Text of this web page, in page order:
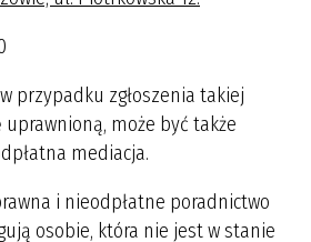
przypadku zgłoszenia takiej
może być także
mediacja.
i nieodpłatne poradnictwo
osobie, która nie jest w stanie